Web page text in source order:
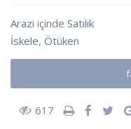
Arazi içinde Satılık
İskele, Ötüken
617